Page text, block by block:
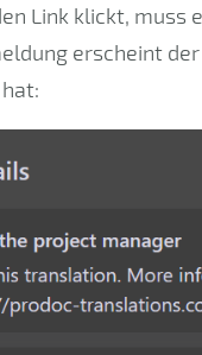
Link klickt, muss
erscheint